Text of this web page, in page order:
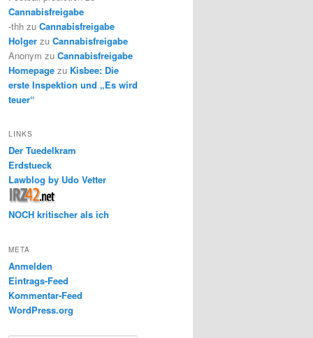
Cannabisfreigabe
-thh zu Cannabisfreigabe
Holger zu Cannabisfreigabe
Anonym zu Cannabisfreigabe
Homepage zu Kisbee: Die
erste Inspektion und „Es wird
teuer“
LINKS
Der Tuedelkram
Erdstueck
Lawblog by Udo Vetter
NOCH kritischer als ich
META
Anmelden
Eintrags-Feed
Kommentar-Feed
WordPress.org